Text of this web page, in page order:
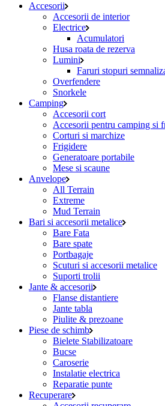
Accesorii
Accesorii de interior
Electrice
Acumulatori
Husa roata de rezerva
Lumini
Faruri stopuri
Overfendere
Snorkele
Camping
Accesorii cort
Accesorii pentru camping si
Corturi si marchize
Frigidere
Generatoare portabile
Mese si scaune
Anvelope
All Terrain
Extreme
Mud Terrain
Bari si accesorii metalice
Bare Fata
Bare spate
Portbagaje
Scuturi si accesorii metalice
Suporti trolii
Jante & accesorii
Flanse distantiere
Jante tabla
Piulite & prezoane
Piese de schimb
Bielete Stabilizatoare
Bucse
Caroserie
Instalatie electrica
Reparatie punte
Recuperare